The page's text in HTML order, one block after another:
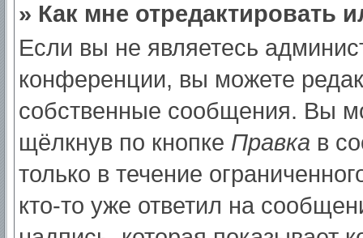
» Как мне отредактировать
Если вы не являетесь
конференции, вы можете
собственные сообщения. Вы
щёлкнув по кнопке Правка в
только в течение
кто-то уже ответил на